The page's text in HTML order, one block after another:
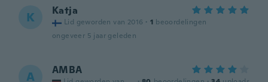
K Katja
Lid geworden van 2016 · 1 beoordelingen
ongeveer 5 jaar geleden
A AMBA